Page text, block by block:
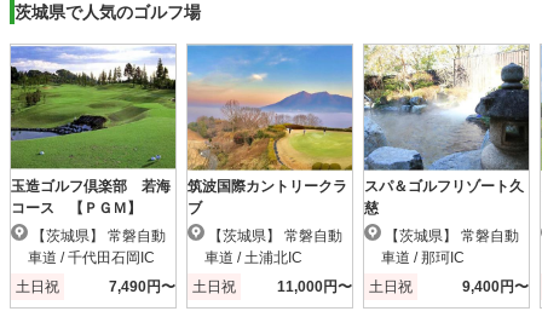
茨城県で人気のゴルフ場
玉造ゴルフ倶楽部 若海
コース 【ＰＧＭ】
車道 / 千代田石岡IC
土日祝
7,490円〜
筑波国際カントリークラ
ブ
車道 / 土浦北IC
土日祝
11,000円〜
スパ＆ゴルフリゾート久
慈
車道 / 那珂IC
土日祝
9,400円〜